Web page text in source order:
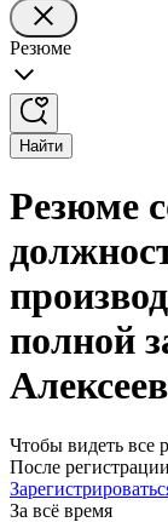
Резюме
Найти
Резюме
полной
Чтобы видеть все
После
За всё время